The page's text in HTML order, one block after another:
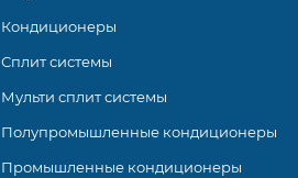
Кондиционеры
Сплит системы
Мульти сплит системы
Полупромышленные кондиционеры
Промышленные кондиционеры